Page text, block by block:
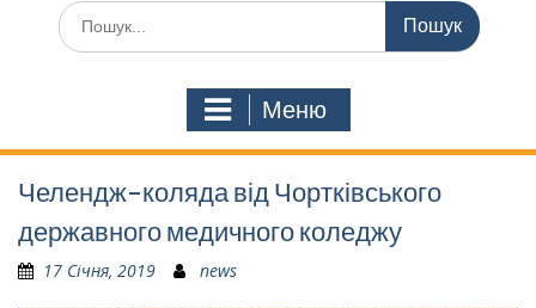
Шукати:
Меню
Челендж-коляда від Чортківського
державного медичного коледжу
17 Січня, 2019 news